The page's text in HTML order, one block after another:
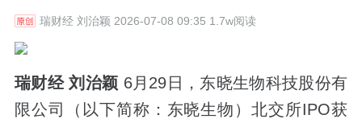
瑞财经刘治颖 2026-07-08 09:35 1.7w阅读
瑞财经 刘治颖 6月29日，东晓生物科技股份有
限公司（以下简称：东晓生物）北交所IPO获